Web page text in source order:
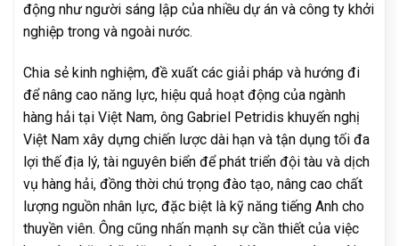
động như người sáng lập của nhiều dự án và công ty khởi
nghiệp trong và ngoài nước.
Chia sẻ kinh nghiệm, đề xuất các giải pháp và hướng đi
để nâng cao năng lực, hiệu quả hoạt động của ngành
hàng hải tại Việt Nam, ông Gabriel Petridis khuyến nghị
Việt Nam xây dựng chiến lược dài hạn và tận dụng tối đa
lợi thế địa lý, tài nguyên biển để phát triển đội tàu và dịch
vụ hàng hải, đồng thời chú trọng đào tạo, nâng cao chất
lượng nguồn nhân lực, đặc biệt là kỹ năng tiếng Anh cho
thuyền viên. Ông cũng nhấn mạnh sự cần thiết của việc